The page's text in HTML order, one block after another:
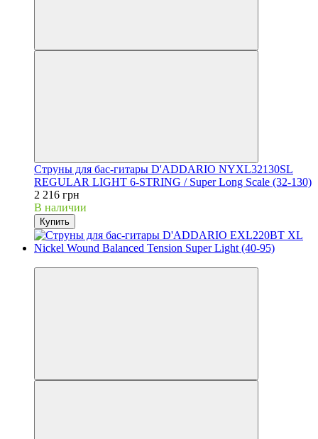
Струны для бас-гитары D'ADDARIO NYXL32130SL
REGULAR LIGHT 6-STRING / Super Long Scale (32-130)
2 216 грн
В наличии
Купить